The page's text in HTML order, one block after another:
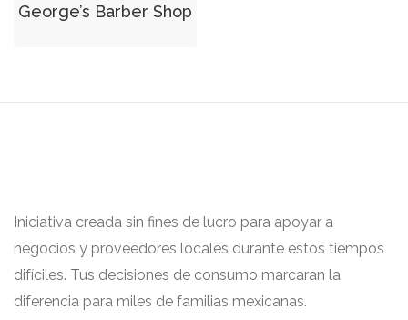
George’s Barber Shop
Iniciativa creada sin fines de lucro para apoyar a
negocios y proveedores locales durante estos tiempos
difíciles. Tus decisiones de consumo marcaran la
diferencia para miles de familias mexicanas.